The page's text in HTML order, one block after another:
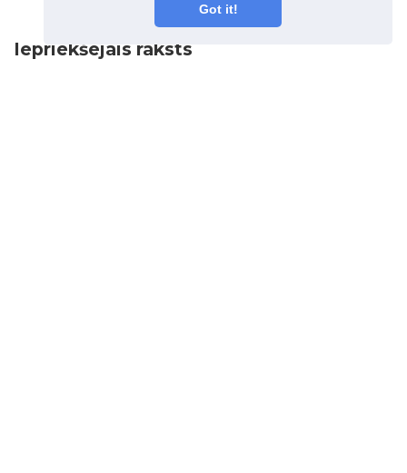
Got it!
Iepriekšējais raksts